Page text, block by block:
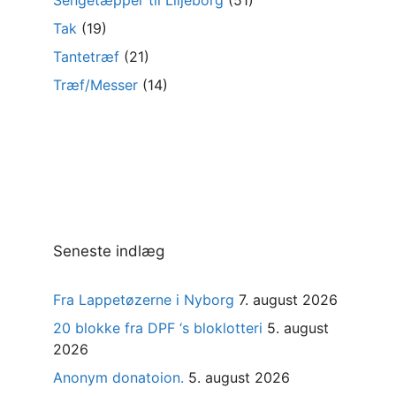
Tak (19)
Tantetræf (21)
Træf/Messer (14)
Seneste indlæg
Fra Lappetøzerne i Nyborg 7. august 2026
20 blokke fra DPF ‘s bloklotteri 5. august
2026
Anonym donatoion. 5. august 2026